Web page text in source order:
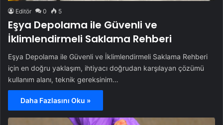
Editör 0 5
Eşya Depolama ile Güvenli ve
İklimlendirmeli Saklama Rehberi
Eşya Depolama ile Güvenli ve İklimlendirmeli Saklama Rehberi
için en doğru yaklaşım, ihtiyacı doğrudan karşılayan çözümü
kullanım alanı, teknik gereksinim…
Daha Fazlasını Oku »